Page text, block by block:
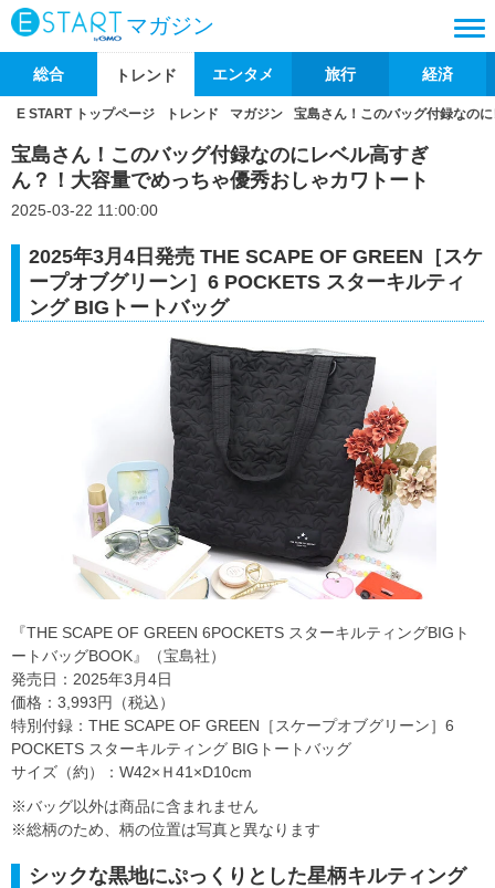
マガジン
総合 トレンド エンタメ 旅行 経済
E START トップページ トレンド マガジン 宝島さん！このバッグ付録なの
宝島さん！このバッグ付録なのにレベル高すぎ
ん？！大容量でめっちゃ優秀おしゃカワトート
2025-03-22 11:00:00
2025年3月4日発売 THE SCAPE OF GREEN［スケ
ープオブグリーン］6 POCKETS スターキルティ
ング BIGトートバッグ
『THE SCAPE OF GREEN 6POCKETS スターキルティングBIGト
ートバッグBOOK』（宝島社）
発売日：2025年3月4日
価格：3,993円（税込）
特別付録：THE SCAPE OF GREEN［スケープオブグリーン］6
POCKETS スターキルティング BIGトートバッグ
サイズ（約）：W42×Ｈ41×D10cm
※バッグ以外は商品に含まれません
※総柄のため、柄の位置は写真と異なります
シックな黒地にぷっくりとした星柄キルティング